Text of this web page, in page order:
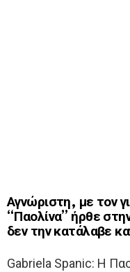
Αγνώριστη, με τον
“Παολίνα” ήρθε
δεν την κατάλαβε
Gabriela Spanic: Η